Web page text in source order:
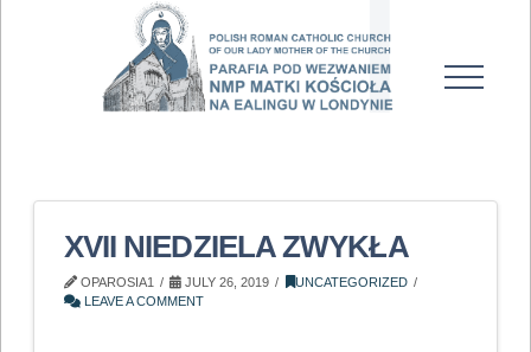
XVII NIEDZIELA ZWYKŁA
OPAROSIA1 JULY 26, 2019
UNCATEGORIZED
LEAVE A COMMENT